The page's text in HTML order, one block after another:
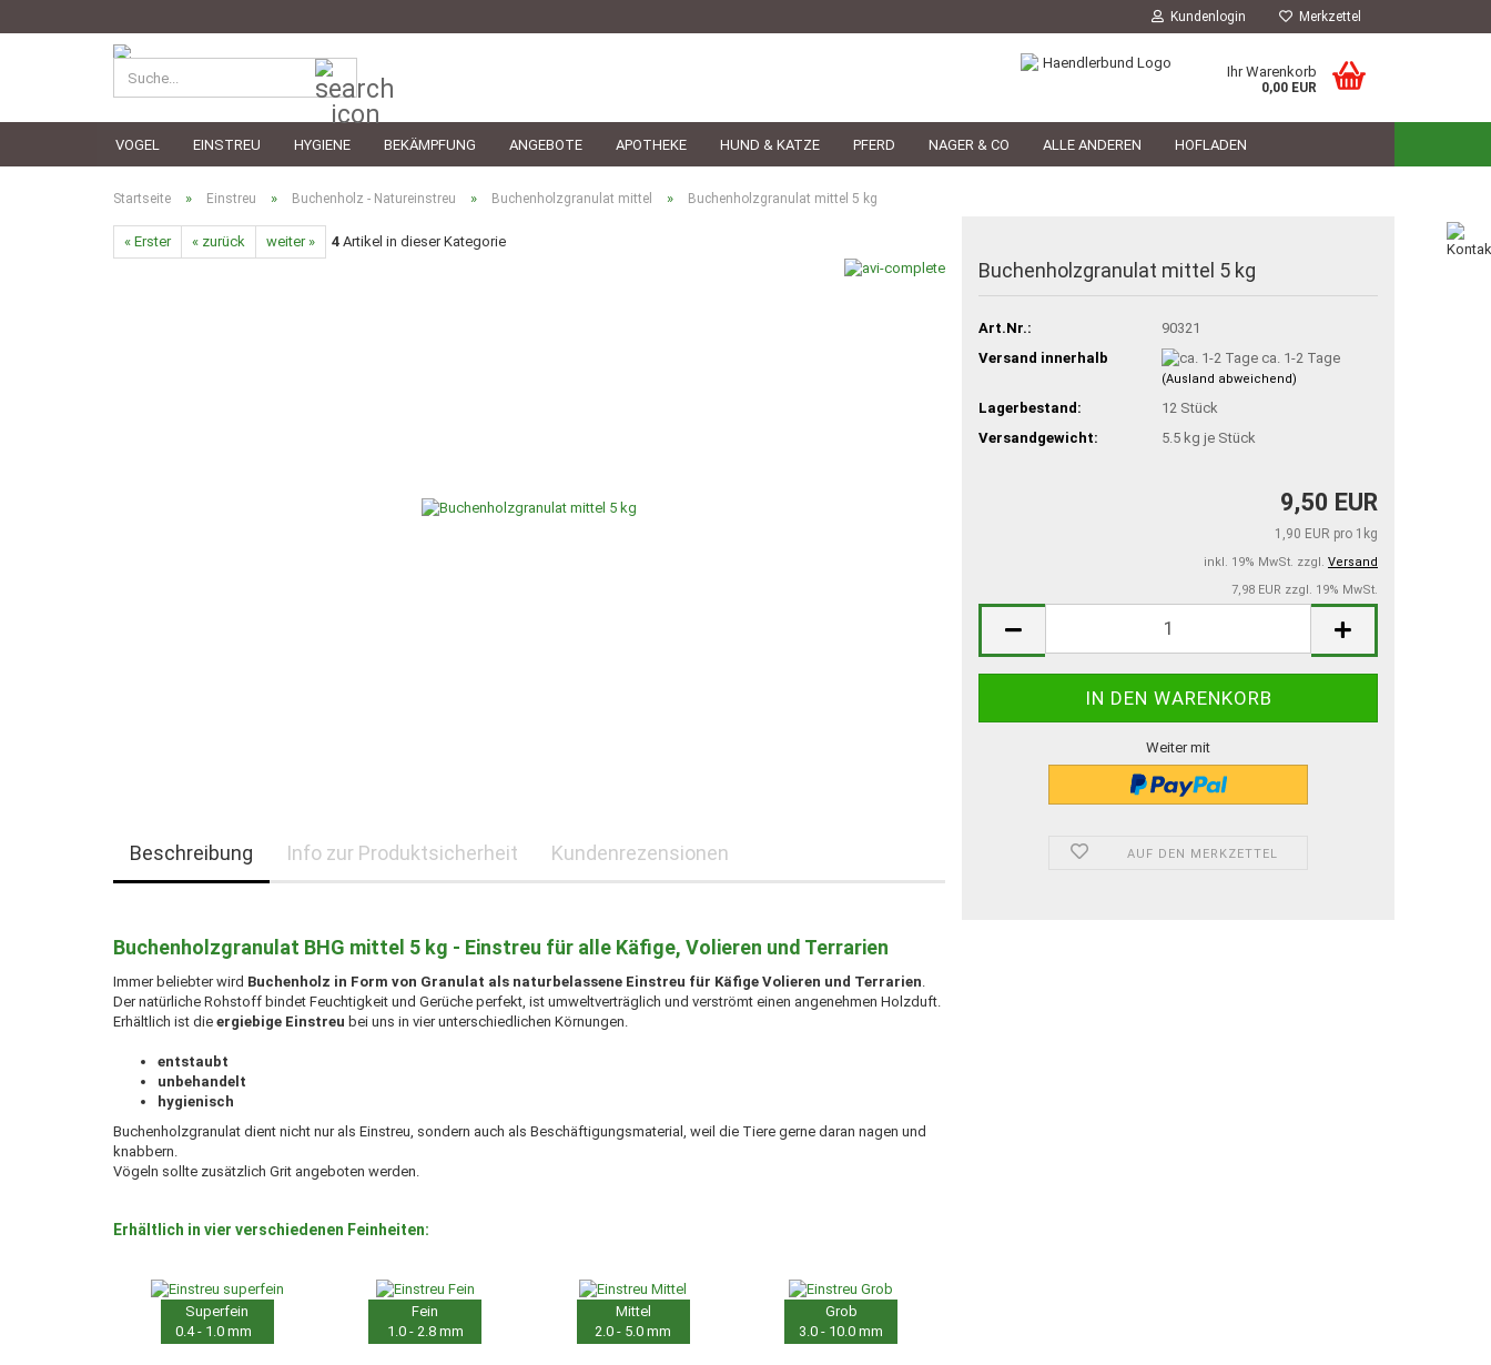
Kundenlogin Merkzettel
Ihr Warenkorb
0,00 EUR
VOGEL EINSTREU HYGIENE BEKÄMPFUNG ANGEBOTE APOTHEKE HUND & KATZE PFERD NAGER & CO ALLE ANDEREN HOFLADEN
Startseite » Einstreu » Buchenholz - Natureinstreu » Buchenholzgranulat mittel » Buchenholzgranulat mittel 5 kg
« Erster « zurück weiter » 4 Artikel in dieser Kategorie
Buchenholzgranulat mittel 5 kg
Art.Nr.:
90321
Versand innerhalb
ca. 1-2 Tage
(Ausland abweichend)
Lagerbestand: 12 Stück
Versandgewicht:
5.5 kg je Stück
9,50 EUR
1,90 EUR pro 1kg
inkl. 19% MwSt. zzgl. Versand
7,98 EUR zzgl. 19% MwSt.
Weiter mit
AUF DEN MERKZETTEL
Beschreibung Info zur Produktsicherheit Kundenrezensionen
Buchenholzgranulat BHG mittel 5 kg - Einstreu für alle Käfige, Volieren und Terrarien
Immer beliebter wird Buchenholz in Form von Granulat als naturbelassene Einstreu für Käfige Volieren und Terrarien.
Der natürliche Rohstoff bindet Feuchtigkeit und Gerüche perfekt, ist umweltverträglich und verströmt einen angenehmen Holzduft.
Erhältlich ist die ergiebige Einstreu bei uns in vier unterschiedlichen Körnungen.
entstaubt
unbehandelt
hygienisch
Buchenholzgranulat dient nicht nur als Einstreu, sondern auch als Beschäftigungsmaterial, weil die Tiere gerne daran nagen und
knabbern.
Vögeln sollte zusätzlich Grit angeboten werden.
Erhältlich in vier verschiedenen Feinheiten:
Superfein
0.4 - 1.0 mm
Fein
1.0 - 2.8 mm
Mittel
2.0 - 5.0 mm
Grob
3.0 - 10.0 mm